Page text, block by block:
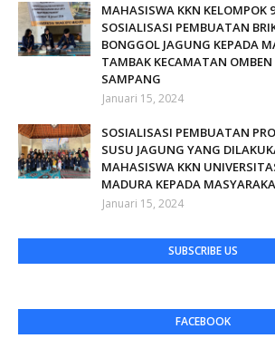
MAHASISWA KKN KELOMPOK
SOSIALISASI PEMBUATAN
BONGGOL JAGUNG KEPADA
TAMBAK KECAMATAN
SAMPANG
Januari 15, 2024
SOSIALISASI PEMBUATAN
SUSU JAGUNG YANG
MAHASISWA KKN
MADURA KEPADA
Januari 15, 2024
SUBSCRIBE US
FACEBOOK